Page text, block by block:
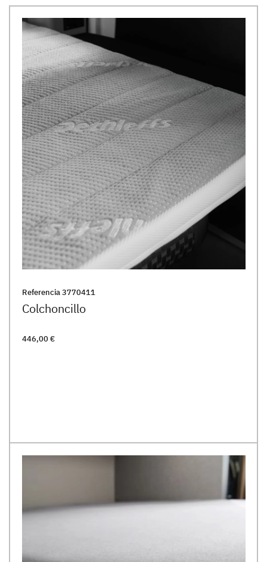
Referencia3770411
Colchoncillo
446,00 €